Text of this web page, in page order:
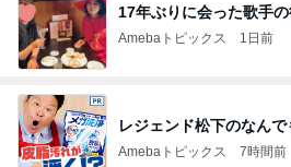
17年ぶりに会った歌手
Amebaトピックス 1日前
レジェンド松下のなんで
Amebaトピックス 7時間前